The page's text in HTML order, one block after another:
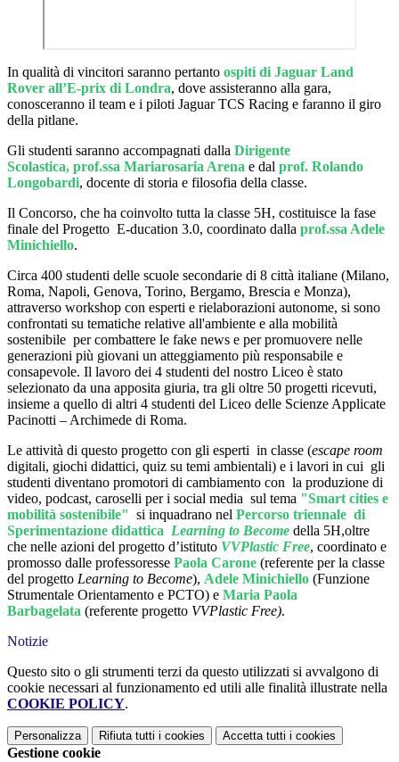
In qualità di vincitori saranno pertanto ospiti di Jaguar Land
Rover all’E-prix di Londra, dove assisteranno alla gara,
conosceranno il team e i piloti Jaguar TCS Racing e faranno il giro
della pitlane.
Gli studenti saranno accompagnati dalla Dirigente
Scolastica, prof.ssa Mariarosaria Arena e dal prof. Rolando
Longobardi, docente di storia e filosofia della classe.
Il Concorso, che ha coinvolto tutta la classe 5H, costituisce la fase
finale del Progetto E-ducation 3.0, coordinato dalla prof.ssa Adele
Minichiello.
Circa 400 studenti delle scuole secondarie di 8 città italiane (Milano,
Roma, Napoli, Genova, Torino, Bergamo, Brescia e Monza),
attraverso workshop con esperti e rielaborazioni autonome, si sono
confrontati su tematiche relative all'ambiente e alla mobilità
sostenibile per combattere le fake news e per promuovere nelle
generazioni più giovani un atteggiamento più responsabile e
consapevole. Il lavoro dei 4 studenti del nostro Liceo è stato
selezionato da una apposita giuria, tra gli oltre 50 progetti ricevuti,
insieme a quello di altri 4 studenti del Liceo delle Scienze Applicate
Pacinotti – Archimede di Roma.
Le attività di questo progetto con gli esperti in classe (escape room
digitali, giochi didattici, quiz su temi ambientali) e i lavori in cui gli
studenti diventano promotori di cambiamento con la produzione di
video, podcast, caroselli per i social media sul tema "Smart cities e
mobilità sostenibile" si inquadrano nel Percorso triennale di
Sperimentazione didattica Learning to Become della 5H,oltre
che nelle azioni del progetto d’istituto VVPlastic Free, coordinato e
promosso dalle professoresse Paola Carone (referente per la classe
del progetto Learning to Become), Adele Minichiello (Funzione
Strumentale Orientamento e PCTO) e Maria Paola
Barbagelata (referente progetto VVPlastic Free).
Notizie
Questo sito o gli strumenti terzi da questo utilizzati si avvalgono di
cookie necessari al funzionamento ed utili alle finalità illustrate nella
COOKIE POLICY.
Personalizza Rifiuta tutti i cookies Accetta tutti i cookies
Gestione cookie